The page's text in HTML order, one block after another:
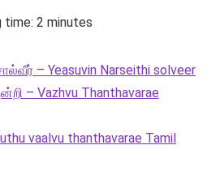
time: 2 minutes
– Yeasuvin Narseithi solveer
– Vazhvu Thanthavarae
vaalvu thanthavarae Tamil